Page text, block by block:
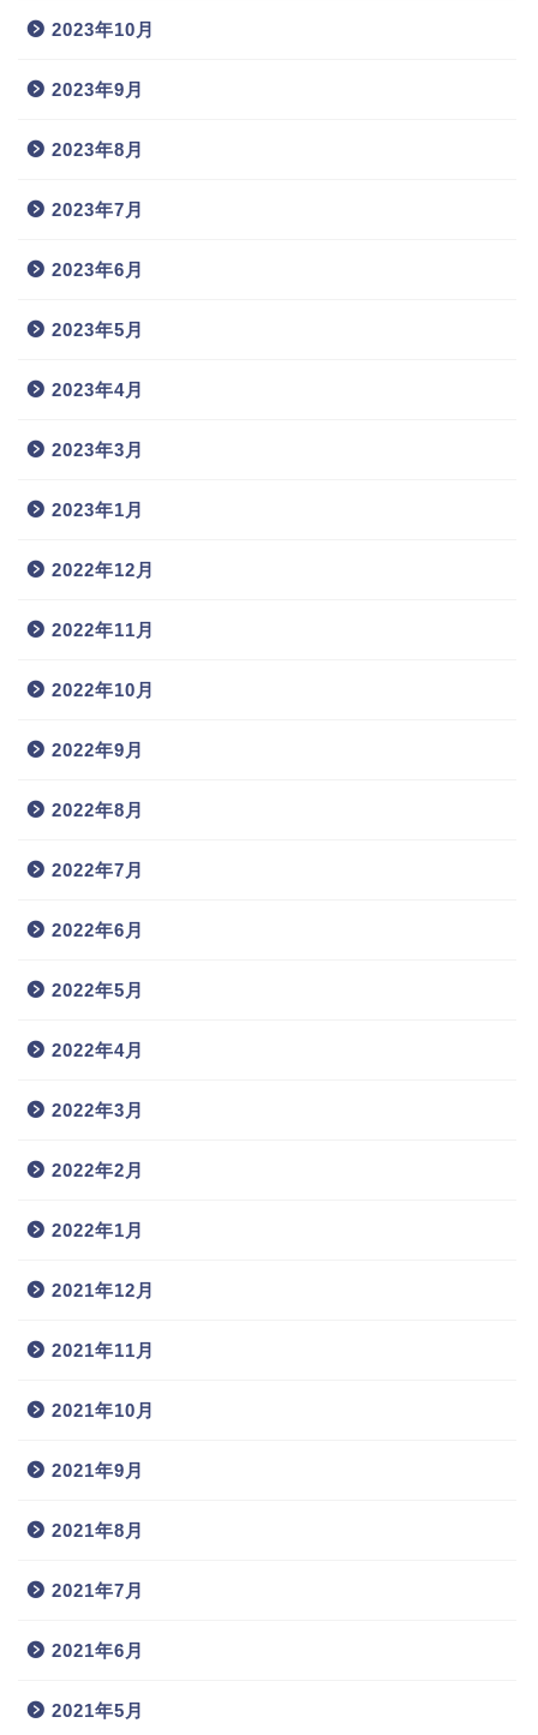
2023年10月
2023年9月
2023年8月
2023年7月
2023年6月
2023年5月
2023年4月
2023年3月
2023年1月
2022年12月
2022年11月
2022年10月
2022年9月
2022年8月
2022年7月
2022年6月
2022年5月
2022年4月
2022年3月
2022年2月
2022年1月
2021年12月
2021年11月
2021年10月
2021年9月
2021年8月
2021年7月
2021年6月
2021年5月